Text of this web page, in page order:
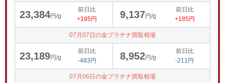
23,384円/g
前日比
+195円
9,137円/g
前日比
+185円
07月07日の金プラチナ買取相場
23,189円/g
前日比
-483円
8,952円/g
前日比
-211円
07月06日の金プラチナ買取相場